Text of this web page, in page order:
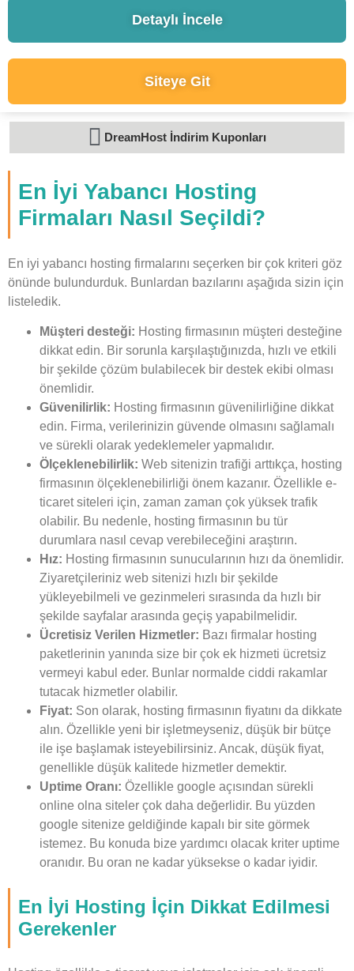
Detaylı İncele
Siteye Git
DreamHost İndirim Kuponları
En İyi Yabancı Hosting
Firmaları Nasıl Seçildi?
En iyi yabancı hosting firmalarını seçerken bir çok kriteri göz
önünde bulundurduk. Bunlardan bazılarını aşağıda sizin için
listeledik.
Müşteri desteği: Hosting firmasının müşteri desteğine
dikkat edin. Bir sorunla karşılaştığınızda, hızlı ve etkili
bir şekilde çözüm bulabilecek bir destek ekibi olması
önemlidir.
Güvenilirlik: Hosting firmasının güvenilirliğine dikkat
edin. Firma, verilerinizin güvende olmasını sağlamalı
ve sürekli olarak yedeklemeler yapmalıdır.
Ölçeklenebilirlik: Web sitenizin trafiği arttıkça, hosting
firmasının ölçeklenebilirliği önem kazanır. Özellikle e-
ticaret siteleri için, zaman zaman çok yüksek trafik
olabilir. Bu nedenle, hosting firmasının bu tür
durumlara nasıl cevap verebileceğini araştırın.
Hız: Hosting firmasının sunucularının hızı da önemlidir.
Ziyaretçileriniz web sitenizi hızlı bir şekilde
yükleyebilmeli ve gezinmeleri sırasında da hızlı bir
şekilde sayfalar arasında geçiş yapabilmelidir.
Ücretisiz Verilen Hizmetler: Bazı firmalar hosting
paketlerinin yanında size bir çok ek hizmeti ücretsiz
vermeyi kabul eder. Bunlar normalde ciddi rakamlar
tutacak hizmetler olabilir.
Fiyat: Son olarak, hosting firmasının fiyatını da dikkate
alın. Özellikle yeni bir işletmeyseniz, düşük bir bütçe
ile işe başlamak isteyebilirsiniz. Ancak, düşük fiyat,
genellikle düşük kalitede hizmetler demektir.
Uptime Oranı: Özellikle google açısından sürekli
online olna siteler çok daha değerlidir. Bu yüzden
google sitenize geldiğinde kapalı bir site görmek
istemez. Bu konuda bize yardımcı olacak kriter uptime
oranıdır. Bu oran ne kadar yüksekse o kadar iyidir.
En İyi Hosting İçin Dikkat Edilmesi
Gerekenler